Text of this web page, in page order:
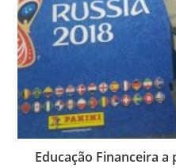
Educação Financeira